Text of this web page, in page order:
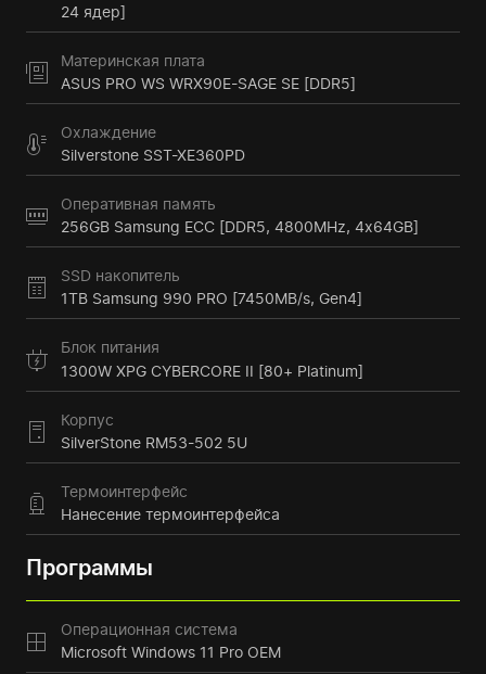
24 ядер]
Материнская плата
ASUS PRO WS WRX90E-SAGE SE [DDR5]
Охлаждение
Silverstone SST-XE360PD
Оперативная память
256GB Samsung ECC [DDR5, 4800MHz, 4x64GB]
SSD накопитель
1TB Samsung 990 PRO [7450MB/s, Gen4]
Блок питания
1300W XPG CYBERCORE II [80+ Platinum]
Корпус
SilverStone RM53-502 5U
Термоинтерфейс
Нанесение термоинтерфейса
Программы
Операционная система
Microsoft Windows 11 Pro OEM